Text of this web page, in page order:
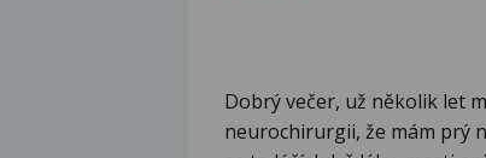
Dobrý večer, už několik let
neurochirurgii, že mám prý